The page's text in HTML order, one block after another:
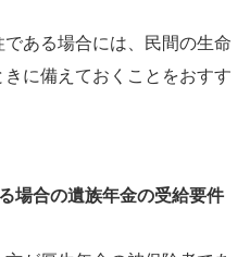
ある場合には、民間の生命
に備えておくことをおすす
場合の遺族年金の受給要件